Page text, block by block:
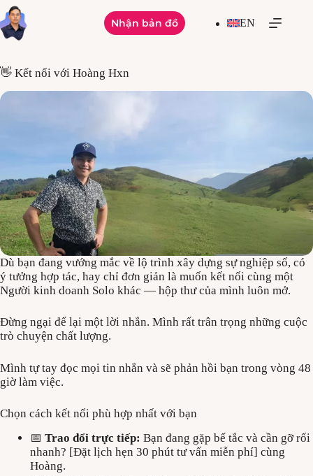
Skip
to
content
Nhận bản đồ EN
👋 Kết nối với Hoàng Hxn
Dù bạn đang vướng mắc về lộ trình xây dựng sự nghiệp số, có
ý tưởng hợp tác, hay chỉ đơn giản là muốn kết nối cùng một
Người kinh doanh Solo khác — hộp thư của mình luôn mở.
Đừng ngại để lại một lời nhắn. Mình rất trân trọng những cuộc
trò chuyện chất lượng.
Mình tự tay đọc mọi tin nhắn và sẽ phản hồi bạn trong vòng 48
giờ làm việc.
Chọn cách kết nối phù hợp nhất với bạn
📅 Trao đổi trực tiếp: Bạn đang gặp bế tắc và cần gỡ rối
nhanh? [Đặt lịch hẹn 30 phút tư vấn miễn phí] cùng
Hoàng.